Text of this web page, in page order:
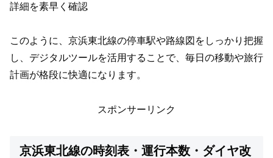
詳細を素早く確認
このように、京浜東北線の停車駅や路線図をしっかり把握
し、デジタルツールを活用することで、毎日の移動や旅行
計画が格段に快適になります。
スポンサーリンク
京浜東北線の時刻表・運行本数・ダイヤ改